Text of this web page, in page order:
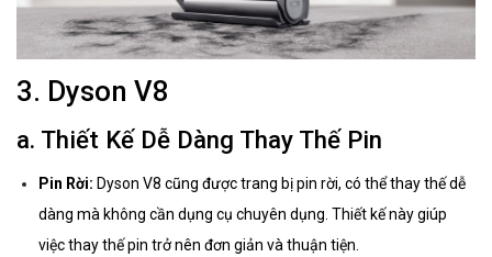
3. Dyson V8
a. Thiết Kế Dễ Dàng Thay Thế Pin
Pin Rời: Dyson V8 cũng được trang bị pin rời, có thể thay thế dễ
dàng mà không cần dụng cụ chuyên dụng. Thiết kế này giúp
việc thay thế pin trở nên đơn giản và thuận tiện.